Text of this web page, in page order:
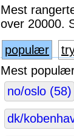
Mest
over 20000.
populær
Mest
no/oslo (58)
dk/